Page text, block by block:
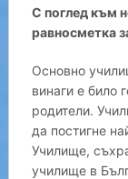
С поглед към
равносметка
Основно
винаги е било
родители.
да постигне
Училище,
училище в